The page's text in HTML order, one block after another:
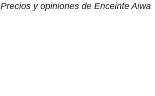
Precios y opiniones de Enceinte Aiwa